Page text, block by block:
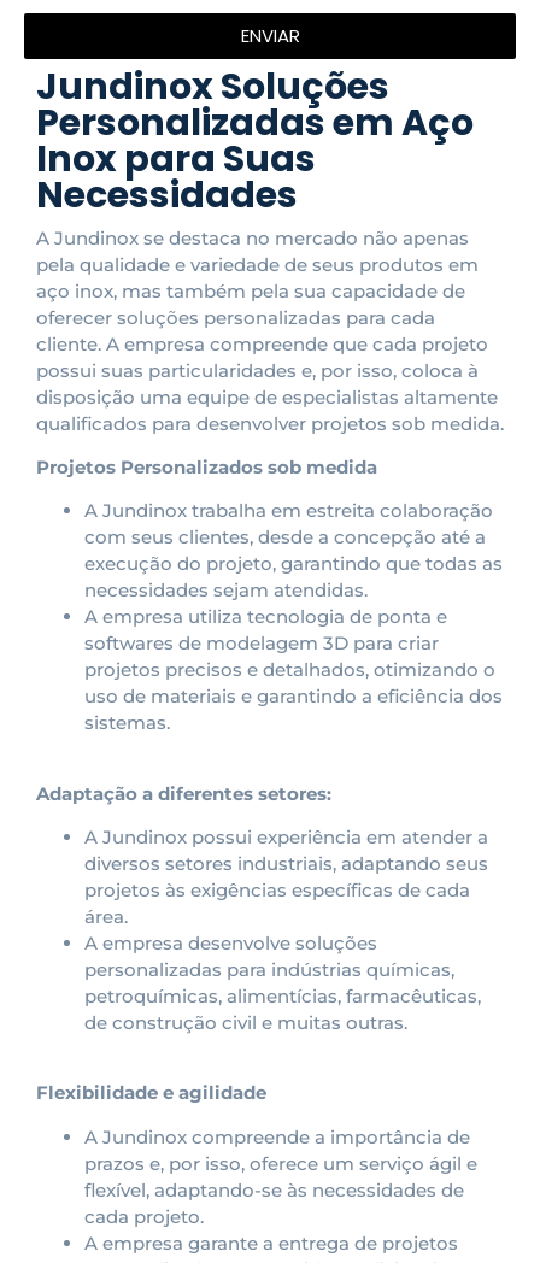
ENVIAR
Jundinox Soluções
Personalizadas em Aço
Inox para Suas
Necessidades
A Jundinox se destaca no mercado não apenas
pela qualidade e variedade de seus produtos em
aço inox, mas também pela sua capacidade de
oferecer soluções personalizadas para cada
cliente. A empresa compreende que cada projeto
possui suas particularidades e, por isso, coloca à
disposição uma equipe de especialistas altamente
qualificados para desenvolver projetos sob medida.
Projetos Personalizados sob medida
A Jundinox trabalha em estreita colaboração
com seus clientes, desde a concepção até a
execução do projeto, garantindo que todas as
necessidades sejam atendidas.
A empresa utiliza tecnologia de ponta e
softwares de modelagem 3D para criar
projetos precisos e detalhados, otimizando o
uso de materiais e garantindo a eficiência dos
sistemas.
Adaptação a diferentes setores:
A Jundinox possui experiência em atender a
diversos setores industriais, adaptando seus
projetos às exigências específicas de cada
área.
A empresa desenvolve soluções
personalizadas para indústrias químicas,
petroquímicas, alimentícias, farmacêuticas,
de construção civil e muitas outras.
Flexibilidade e agilidade
A Jundinox compreende a importância de
prazos e, por isso, oferece um serviço ágil e
flexível, adaptando-se às necessidades de
cada projeto.
A empresa garante a entrega de projetos